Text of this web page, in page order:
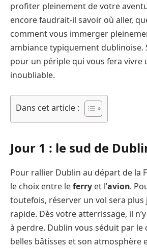
profiter pleinement de votre
encore faudrait-il savoir où aller,
comment vous immerger
ambiance typiquement dublinoise.
pour un périple qui vous fera vivre
inoubliable.
Dans cet article :
Jour 1 : le sud de
Pour rallier Dublin au départ de la
le choix entre leferry et l’avion.
toutefois, réserver un vol sera plus
rapide. Dès votre atterrissage, il
à perdre. Dublin vous séduit par le
belles bâtisses et son atmosphère